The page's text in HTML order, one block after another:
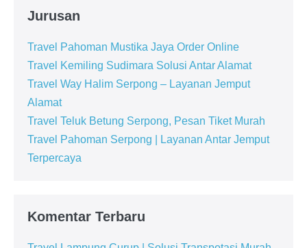
Jurusan
Travel Pahoman Mustika Jaya Order Online
Travel Kemiling Sudimara Solusi Antar Alamat
Travel Way Halim Serpong – Layanan Jemput
Alamat
Travel Teluk Betung Serpong, Pesan Tiket Murah
Travel Pahoman Serpong | Layanan Antar Jemput
Terpercaya
Komentar Terbaru